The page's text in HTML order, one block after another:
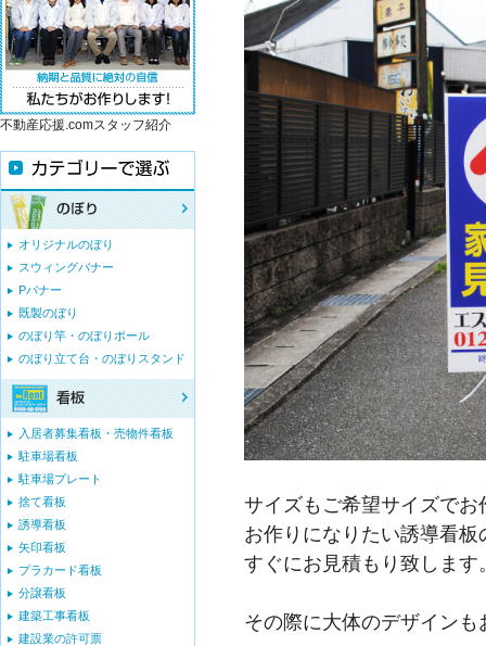
サイズもご希望サイズで
お作りになりたい誘導看
すぐにお見積もり致します
その際に大体のデザイン
不動産応援.comスタッフ紹介
オリジナルのぼり
スウィングバナー
Pバナー
既製のぼり
のぼり竿・のぼりポール
のぼり立て台・のぼりスタンド
入居者募集看板・売物件看板
駐車場看板
駐車場プレート
捨て看板
誘導看板
矢印看板
プラカード看板
分譲看板
建築工事看板
建設業の許可票